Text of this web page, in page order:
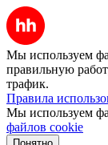
Мы используем
правильную
трафик.
Правила
Мы используем
файлов cookie